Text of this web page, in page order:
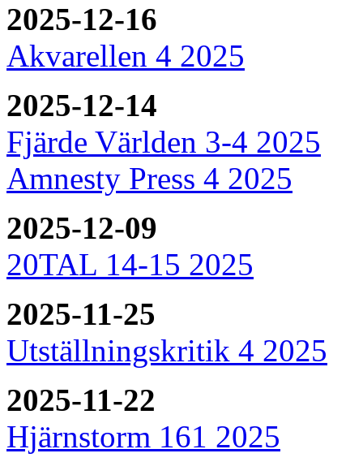
2025-12-16
Akvarellen 4 2025
2025-12-14
Fjärde Världen 3-4 2025
Amnesty Press 4 2025
2025-12-09
20TAL 14-15 2025
2025-11-25
Utställningskritik 4 2025
2025-11-22
Hjärnstorm 161 2025